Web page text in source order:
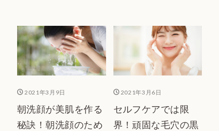
2021年3月9日
朝洗顔が美肌を作る
秘訣！朝洗顔のため
2021年3月6日
セルフケアでは限
界！頑固な毛穴の黒